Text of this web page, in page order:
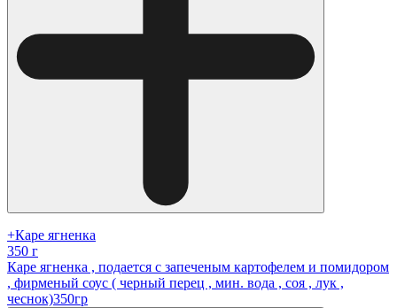
+Каре ягненка
350 г
Каре ягненка , подается с запеченым картофелем и помидором
, фирменый соус ( черный перец , мин. вода , соя , лук ,
чеснок)350гр